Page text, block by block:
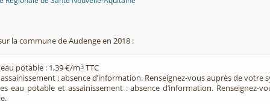
la commune de Audenge en 2018 :
potable : 1,39 €/m3 TTC
: absence d’information. Renseignez-vous auprès de votre
eau potable et assainissement : absence d’information. Renseignez-